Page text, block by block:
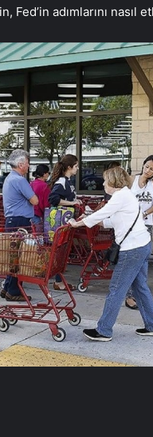
adımlarını nasıl